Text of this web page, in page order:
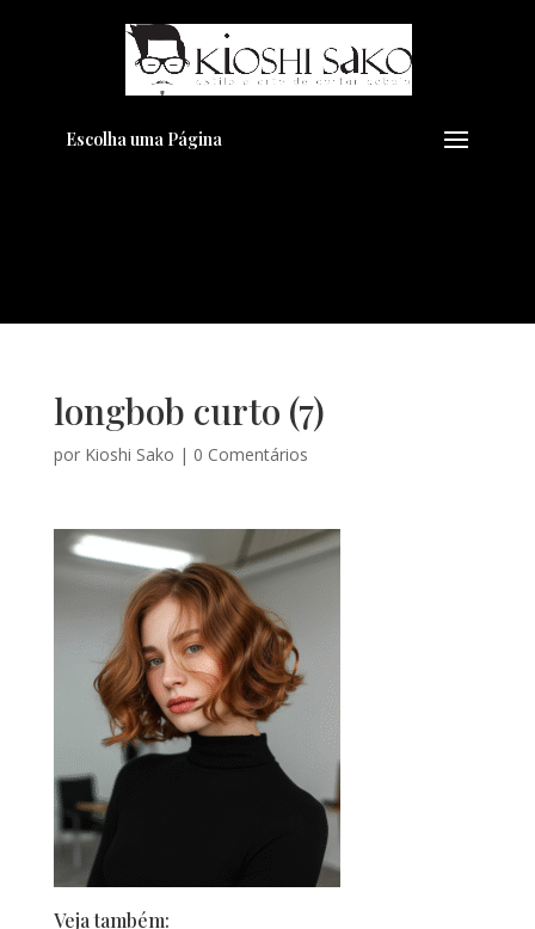
Escolha uma Página
longbob curto (7)
por Kioshi Sako | 0 Comentários
Veja também:
Pensando em transformar seu
Visual??